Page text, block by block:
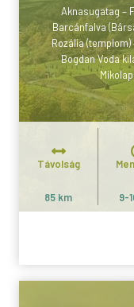
Aknasugatag –
Barcánfalva
Rozália (templom)
Bogdan Voda
Távolság
85 km 9-